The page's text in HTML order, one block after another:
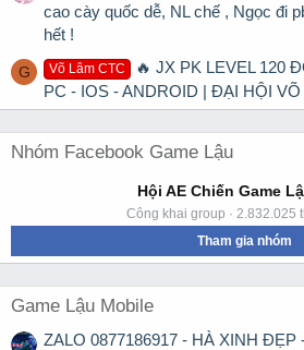
cao cày quốc dễ, NL chế , Ngọc đi
hết !
G Võ Lâm CTC
🔥 JX PK LEVEL 120
PC - IOS - ANDROID | ĐẠI HỘI VÕ
Nhóm Facebook Game Lậu
Hội AE Chiến Game
Công khai group · 2.832.025
Tham gia nhóm
Game Lậu Mobile
ZALO 0877186917 - HÀ XINH ĐẸP